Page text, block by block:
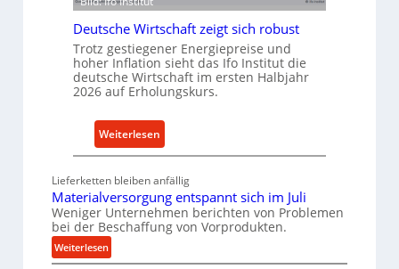
u
s
t
r
i
e
-
E
r
s
a
t
z
n
a
c
h
a
l
i
g
e
e
Deutsche Wirtschaft zeigt sich robust
Trotz gestiegener Energiepreise und
hoher Inflation sieht das Ifo Institut die
deutsche Wirtschaft im ersten Halbjahr
2026 auf Erholungskurs.
Weiterlesen:
D
u
t
s
h
Lieferketten bleiben anfällig
Materialversorgung entspannt sich im Juli
Weniger Unternehmen berichten von Problemen
bei der Beschaffung von Vorprodukten.
Weiterlesen:
M